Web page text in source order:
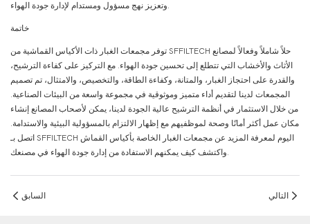
وتعزيز نهج مسؤول ومستدام لإدارة جودة الهواء.
خاتمة
توفر مجمعات الغبار ذات الأكياس القماشية من SFFILTECH حلاً شاملاً وفعالاً لمصانع
الأثاث والأخشاب التي تتطلع إلى تحسين جودة الهواء. مع التركيز على كفاءة الترشيح،
والقدرة على احتجاز الغبار، والمتانة، وكفاءة الطاقة، والتخصيص، والامتثال، تم تصميم
المجمعات لدينا لتقديم أداء متميز وموثوقية في مجموعة واسعة من البيئات الصناعية.
من خلال الاستثمار في أنظمة الترشيح عالية الجودة لدينا، يمكن لأصحاب المصانع إنشاء
مكان عمل أكثر أمانًا وصحة لموظفيهم مع إظهار الالتزام بالمسؤولية البيئية والاستدامة.
اتصل بـ SFFILTECH اليوم لمعرفة المزيد عن مجمعات الغبار الخاصة بأكياس القماش
واكتشف كيف يمكنهم الاستفادة من إدارة جودة الهواء في مصنعك.
السابق التالي